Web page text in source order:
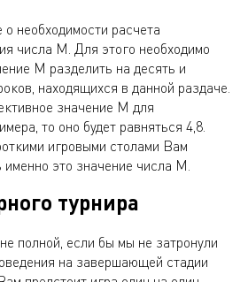
необходимости расчета
числа М. Для этого необходимо
М разделить на десять и
находящихся в данной раздаче.
значение М для
то оно будет равняться 4,8.
игровыми столами Вам
именно это значение числа М.
турнира
полной, если бы мы не затронули
на завершающей стадии